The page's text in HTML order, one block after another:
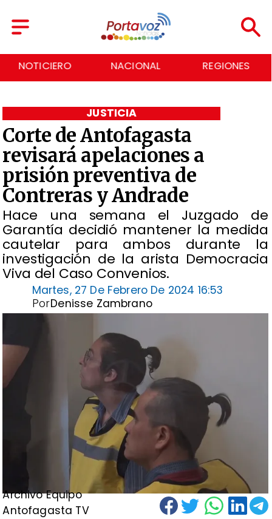
NACIONAL REGIONES ECONOMÍA
Corte de Antofagasta
revisará apelaciones a
prisión preventiva de
Contreras y Andrade
Hace una semana el Juzgado de
Garantía decidió mantener la medida
cautelar para ambos durante la
investigación de la arista Democracia
Viva del Caso Convenios.
JUSTICIA
Martes, 27 De Febrero De 2024 16:53
Denisse Zambrano
Por
Archivo Equipo
Antofagasta TV